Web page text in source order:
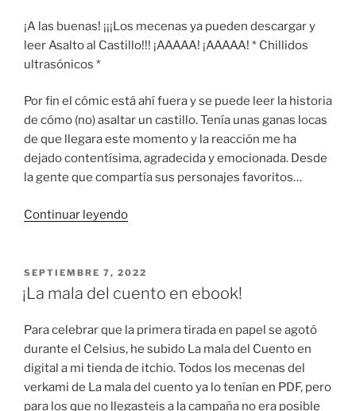
cómo
va
¡A las buenas! ¡¡¡Los mecenas ya pueden descargar y
leer Asalto al Castillo!!! ¡AAAAA! ¡AAAAA! * Chillidos
ultrasónicos *
Por fin el cómic está ahí fuera y se puede leer la historia
de cómo (no) asaltar un castillo. Tenía unas ganas locas
de que llegara este momento y la reacción me ha
dejado contentísima, agradecida y emocionada. Desde
la gente que compartía sus personajes favoritos…
Continuar leyendo«Asalto
IX:
cómo
la
cosa»
PUBLICADO
EL
SEPTIEMBRE 7, 2022
¡La mala del cuento en ebook!
Para celebrar que la primera tirada en papel se agotó
durante el Celsius, he subido La mala del Cuento en
digital a mi tienda de itchio. Todos los mecenas del
verkami de La mala del cuento ya lo tenían en PDF, pero
para los que no llegasteis a la campaña no era posible